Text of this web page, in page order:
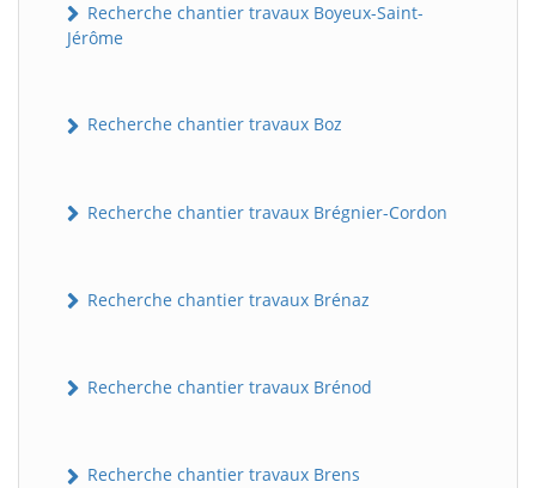
Recherche chantier travaux Boyeux-Saint-
Jérôme
Recherche chantier travaux Boz
Recherche chantier travaux Brégnier-Cordon
Recherche chantier travaux Brénaz
Recherche chantier travaux Brénod
Recherche chantier travaux Brens